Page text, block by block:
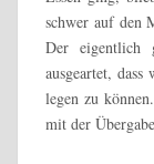
schwer auf den
Der eigentlich
ausgeartet,
legen zu
mit der